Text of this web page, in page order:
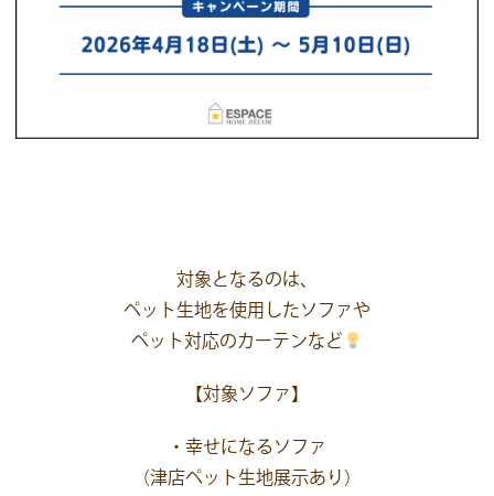
対象となるのは、
ペット生地を使用したソファや
ペット対応のカーテンなど
【対象ソファ】
・幸せになるソファ
（津店ペット生地展示あり）